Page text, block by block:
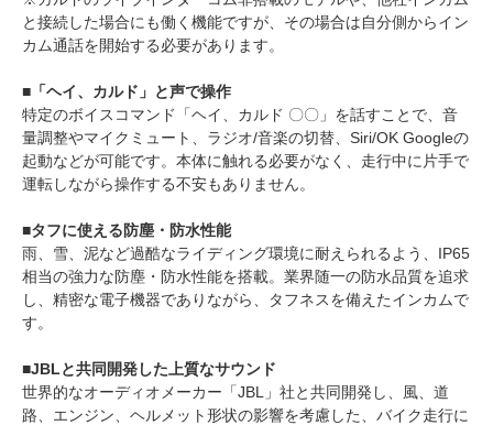
と接続した場合にも働く機能ですが、その場合は自分側からイン
カム通話を開始する必要があります。
■「ヘイ、カルド」と声で操作
特定のボイスコマンド「ヘイ、カルド 〇〇」を話すことで、音
量調整やマイクミュート、ラジオ/音楽の切替、Siri/OK Googleの
起動などが可能です。本体に触れる必要がなく、走行中に片手で
運転しながら操作する不安もありません。
■タフに使える防塵・防水性能
雨、雪、泥など過酷なライディング環境に耐えられるよう、IP65
相当の強力な防塵・防水性能を搭載。業界随一の防水品質を追求
し、精密な電子機器でありながら、タフネスを備えたインカムで
す。
■JBLと共同開発した上質なサウンド
世界的なオーディオメーカー「JBL」社と共同開発し、風、道
路、エンジン、ヘルメット形状の影響を考慮した、バイク走行に